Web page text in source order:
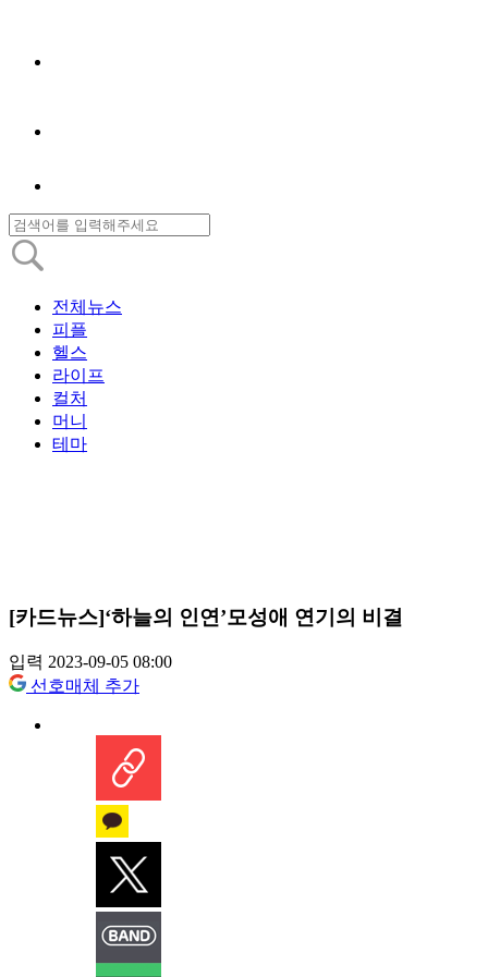
전체뉴스
피플
헬스
라이프
컬처
머니
테마
[카드뉴스]‘하늘의 인연’모성애 연기의 비결
입력 2023-09-05 08:00
선호매체 추가